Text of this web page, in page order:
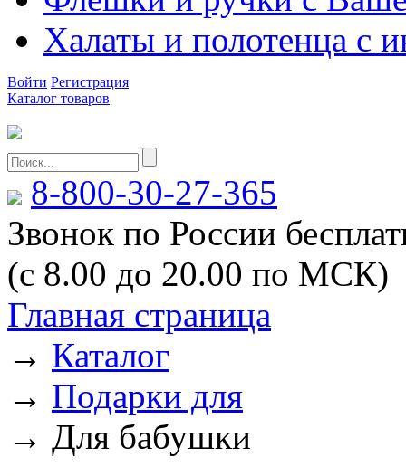
Халаты и полотенца с
Войти Регистрация
Каталог товаров
8-800-30-27-365
Звонок по России
(с 8.00 до 20.00 по МСК)
Главная страница
→ Каталог
→ Подарки для
→ Для бабушки